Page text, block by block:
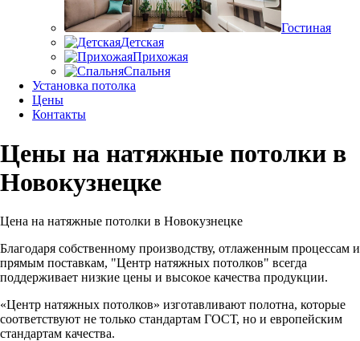
Гостиная
Детская
Прихожая
Спальня
Установка потолка
Цены
Контакты
Цены на натяжные потолки в
Новокузнецке
Цена на натяжные потолки в Новокузнецке
Благодаря собственному производству, отлаженным процессам и
прямым поставкам, "Центр натяжных потолков" всегда
поддерживает низкие цены и высокое качества продукции.
«Центр натяжных потолков» изготавливают полотна, которые
соответствуют не только стандартам ГОСТ, но и европейским
стандартам качества.